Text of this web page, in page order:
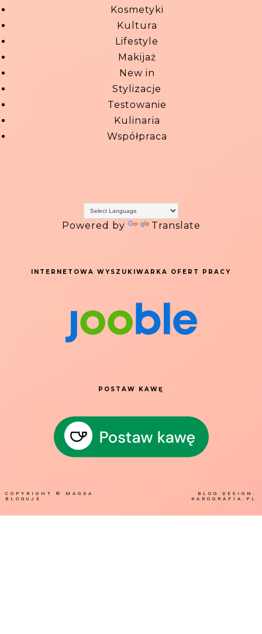
Kosmetyki
Kultura
Lifestyle
Makijaż
New in
Stylizacje
Testowanie
Kulinaria
Współpraca
Powered by Translate
INTERNETOWA WYSZUKIWARKA OFERT PRACY
POSTAW KAWĘ
COPYRIGHT ©
MAGDA
BLOGUJE
BLOG DESIGN:
KAROGRAFIA.PL